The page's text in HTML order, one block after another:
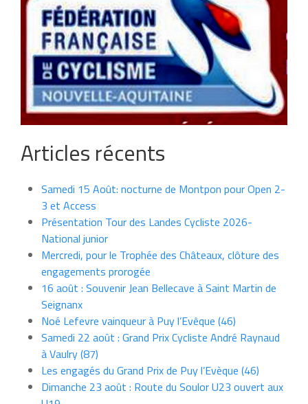
Articles récents
Samedi 15 Août: nocturne de Montpon pour Open 2-
3 et Access
Présentation Tour des Landes Cycliste 2026-
National junior
Mercredi, pour le Trophée des Châteaux, clôture des
engagements prorogée
16 août : Souvenir Jean Bellecave à Saint Martin de
Seignanx
Noé Lefevre vainqueur à Puy l’Evêque (46)
Samedi 22 août : Grand Prix Cycliste André Raynaud
à Vaulry (87)
Les engagés du Grand Prix de Puy l’Evèque (46)
Dimanche 23 août : Route du Soulor U23 ouvert aux